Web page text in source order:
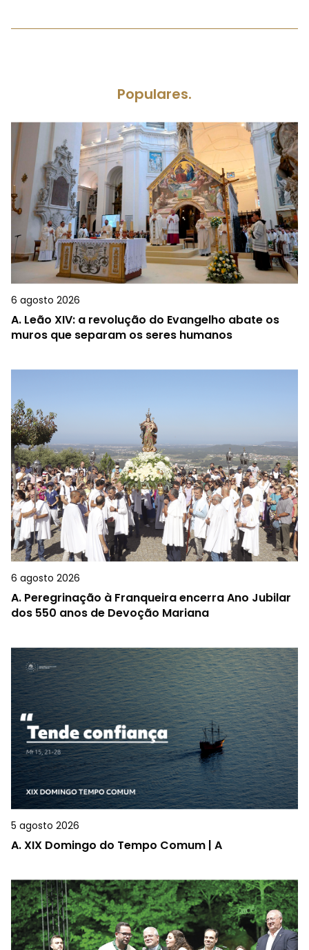
Populares.
6 agosto 2026
A. Leão XIV: a revolução do Evangelho abate os
muros que separam os seres humanos
6 agosto 2026
A. Peregrinação à Franqueira encerra Ano Jubilar
dos 550 anos de Devoção Mariana
5 agosto 2026
A.XIX Domingo do Tempo Comum | A